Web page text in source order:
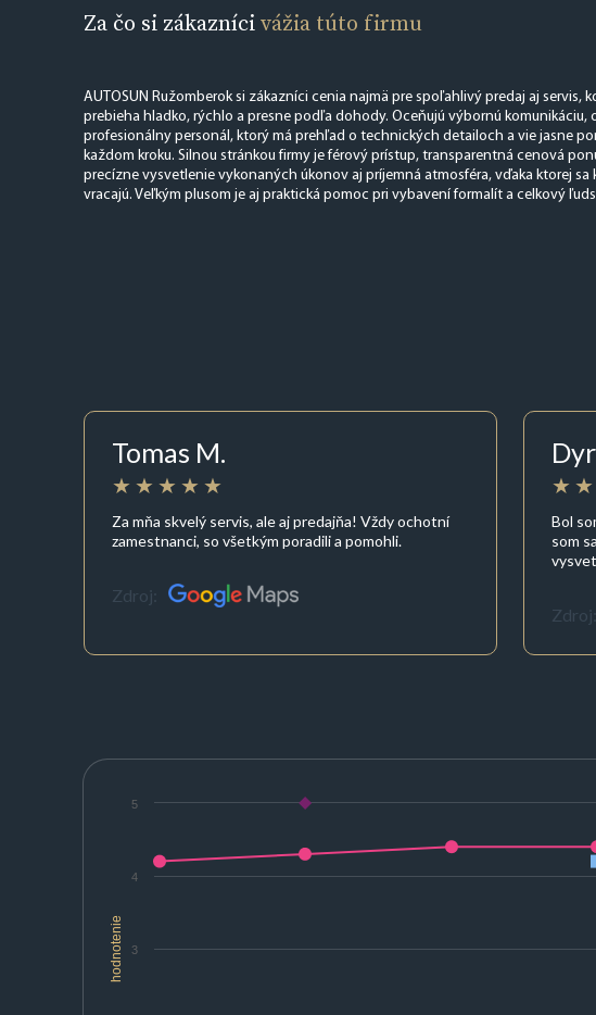
Za čo si zákaznícivážia túto firmu
AUTOSUN Ružomberok si zákazníci cenia najmä pre spoľahlivý predaj aj servis,
prebieha hladko, rýchlo a presne podľa dohody. Oceňujú výbornú komunikáciu,
profesionálny personál, ktorý má prehľad o technických detailoch a vie jasne
každom kroku. Silnou stránkou firmy je férový prístup, transparentná cenová
precízne vysvetlenie vykonaných úkonov aj príjemná atmosféra, vďaka ktorej sa
vracajú. Veľkým plusom je aj praktická pomoc pri vybavení formalít a celkový
Tomas M.
Za mňa skvelý servis, ale aj predajňa! Vždy ochotní
zamestnanci, so všetkým poradili a pomohli.
Zdroj:
Bol
som
Zdroj:
hodnotenie 3
4
5